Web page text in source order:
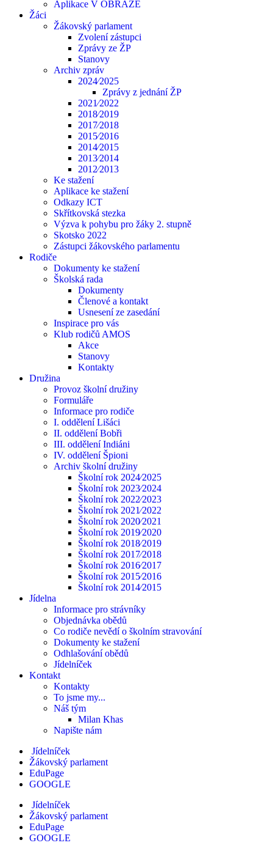
Aplikace V OBRAZE
Žáci
Žákovský parlament
Zvolení zástupci
Zprávy ze ŽP
Stanovy
Archiv zpráv
2024⁄2025
Zprávy z jednání ŽP
2021⁄2022
2018⁄2019
2017⁄2018
2015⁄2016
2014⁄2015
2013⁄2014
2012⁄2013
Ke stažení
Aplikace ke stažení
Odkazy ICT
Skřítkovská stezka
Výzva k pohybu pro žáky 2. stupně
Skotsko 2022
Zástupci žákovského parlamentu
Rodiče
Dokumenty ke stažení
Školská rada
Dokumenty
Členové a kontakt
Usnesení ze zasedání
Inspirace pro vás
Klub rodičů AMOS
Akce
Stanovy
Kontakty
Družina
Provoz školní družiny
Formuláře
Informace pro rodiče
I. oddělení Lišáci
II. oddělení Bobři
III. oddělení Indiáni
IV. oddělení Špioni
Archiv školní družiny
Školní rok 2024⁄2025
Školní rok 2023⁄2024
Školní rok 2022⁄2023
Školní rok 2021⁄2022
Školní rok 2020⁄2021
Školní rok 2019⁄2020
Školní rok 2018⁄2019
Školní rok 2017⁄2018
Školní rok 2016⁄2017
Školní rok 2015⁄2016
Školní rok 2014⁄2015
Jídelna
Informace pro strávníky
Objednávka obědů
Co rodiče nevědí o školním stravování
Dokumenty ke stažení
Odhlašování obědů
Jídelníček
Kontakt
Kontakty
To jsme my...
Náš tým
Milan Khas
Napište nám
Jídelníček
Žákovský parlament
EduPage
GOOGLE
Jídelníček
Žákovský parlament
EduPage
GOOGLE